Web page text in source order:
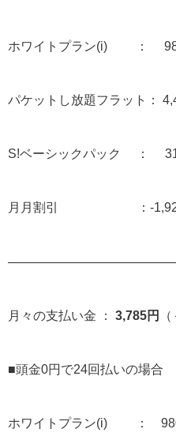
ホワイトプラン(i) ：
パケットし放題フラット：
S!ベーシックパック ：
月月割引 ：-1,920円
月々の支払い金 ： 3,785円
■頭金0円で24回払いの場合
ホワイトプラン(i) ：